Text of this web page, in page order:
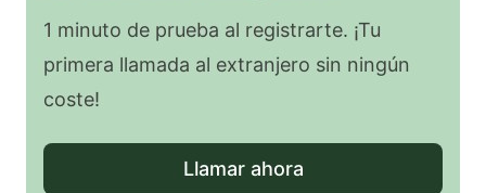
1 minuto de prueba al registrarte. ¡Tu
primera llamada al extranjero sin ningún
coste!
Llamar ahora